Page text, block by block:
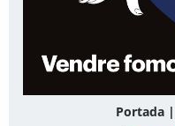
Portada